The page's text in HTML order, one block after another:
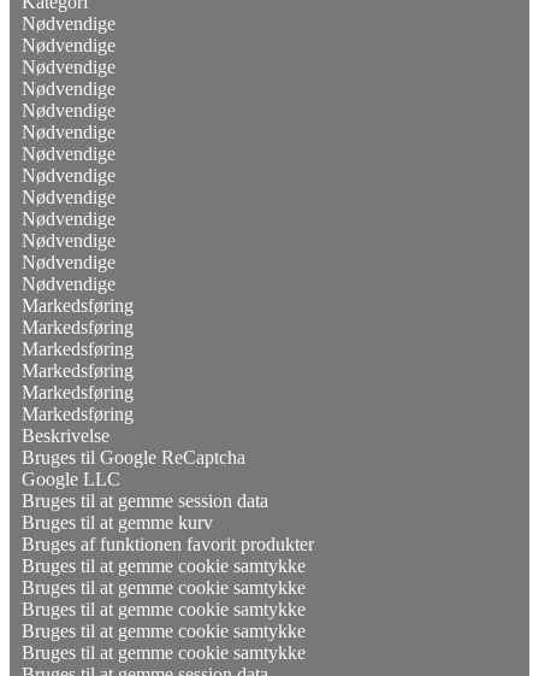
Nødvendige
Nødvendige
Nødvendige
Nødvendige
Nødvendige
Nødvendige
Nødvendige
Nødvendige
Nødvendige
Nødvendige
Nødvendige
Nødvendige
Nødvendige
Markedsføring
Markedsføring
Markedsføring
Markedsføring
Markedsføring
Markedsføring
Beskrivelse
Bruges til Google ReCaptcha
Google LLC
Bruges til at gemme session data
Bruges til at gemme kurv
Bruges af funktionen favorit produkter
Bruges til at gemme cookie samtykke
Bruges til at gemme cookie samtykke
Bruges til at gemme cookie samtykke
Bruges til at gemme cookie samtykke
Bruges til at gemme cookie samtykke